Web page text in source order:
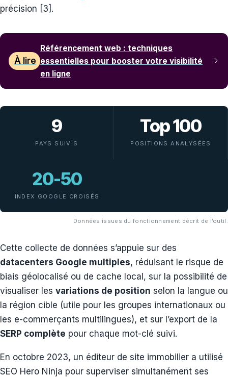
précision [3].
À lire
Référencement web : techniques
essentielles pour booster votre visibilité
en ligne
9
PAYS SUIVIS
Top 100
POSITIONS ANALYSÉES
20-50
INDEX GOOGLE CROISÉS
Données issues du fonctionnement décrit de l’outil.
Cette collecte de données s’appuie sur des
datacenters Google multiples, réduisant le risque de
biais géolocalisé ou de cache local, sur la possibilité de
visualiser les variations de position selon la langue ou
la région cible (utile pour les groupes internationaux ou
les e-commerçants multilingues), et sur l’export de la
SERP complète pour chaque mot-clé suivi.
En octobre 2023, un éditeur de site immobilier a utilisé
SEO Hero Ninja pour superviser simultanément ses